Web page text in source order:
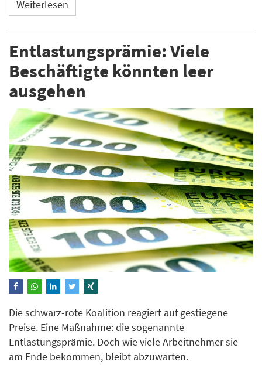
Weiterlesen
Entlastungsprämie: Viele
Beschäftigte könnten leer
ausgehen
Die schwarz-rote Koalition reagiert auf gestiegene
Preise. Eine Maßnahme: die sogenannte
Entlastungsprämie. Doch wie viele Arbeitnehmer sie
am Ende bekommen, bleibt abzuwarten.